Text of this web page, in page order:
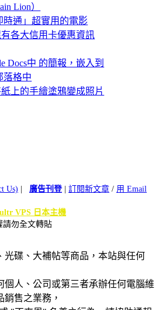
Lion）
時通」超實用的電影
各大信用卡優惠資訊
Docs中 的簡報，嵌入到
落格中
紙上的手繪塗鴉變成照片
Us) 廣告刊登| 訂閱新文章 / 用 Email
VPS 日本主機
請勿全文轉貼
光碟、大補帖等商品，本站與任何
個人、公司或第三者承辦任何電腦維
售之業務，